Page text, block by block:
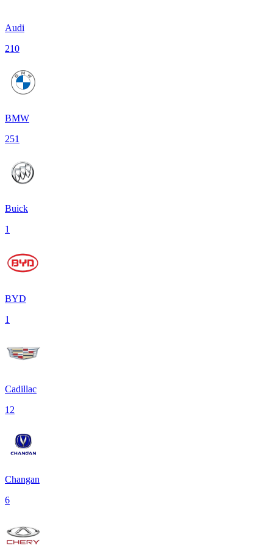
Audi
210
BMW
251
Buick
1
BYD
1
Cadillac
12
Changan
6